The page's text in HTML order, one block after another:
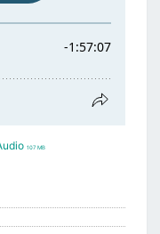
107 MB